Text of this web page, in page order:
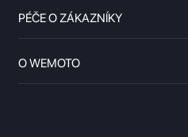
PÉČE O ZÁKAZNÍKY
O WEMOTO